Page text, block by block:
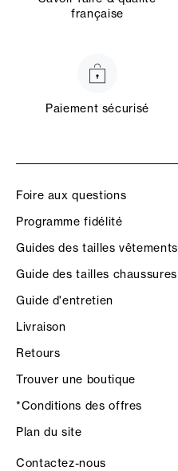
française
Paiement sécurisé
Foire aux questions
Programme fidélité
Guides des tailles vêtements
Guide des tailles chaussures
Guide d'entretien
Livraison
Retours
Trouver une boutique
*Conditions des offres
Plan du site
Contactez-nous